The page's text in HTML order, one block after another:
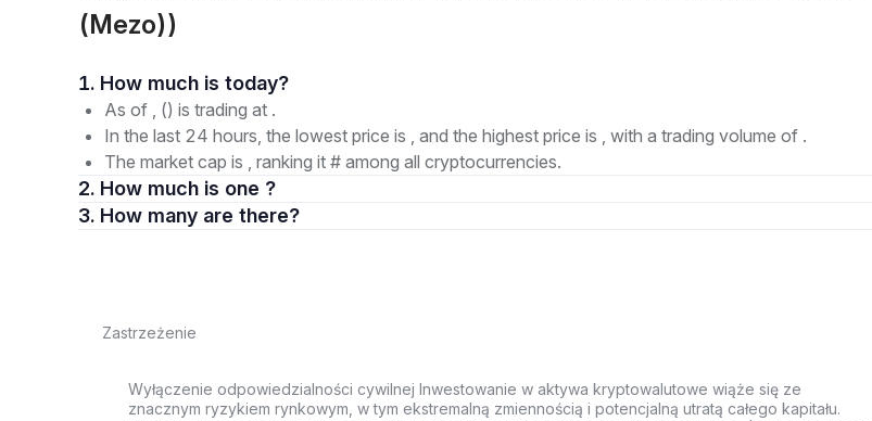
(Mezo))
1. How much is today?
As of , () is trading at .
In the last 24 hours, the lowest price is , and the highest price is , with a trading volume of .
The market cap is , ranking it # among all cryptocurrencies.
2. How much is one ?
3. How many are there?
Zastrzeżenie
Wyłączenie odpowiedzialności cywilnej Inwestowanie w aktywa kryptowalutowe wiąże się ze
znacznym ryzykiem rynkowym, w tym ekstremalną zmiennością i potencjalną utratą całego kapitału.